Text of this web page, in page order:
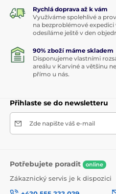
Rychlá doprava až k vám
Využíváme spolehlivé a
na bezproblémové expedici
odesíláme ještě v den
90% zboží máme skladem
Disponujeme vlastními
areálu v Karviné a většinu
přímo u nás.
Přihlaste se do newsletteru
Zde napište váš e-mail
Potřebujete poradit online
Zákaznický servis je k dispozici